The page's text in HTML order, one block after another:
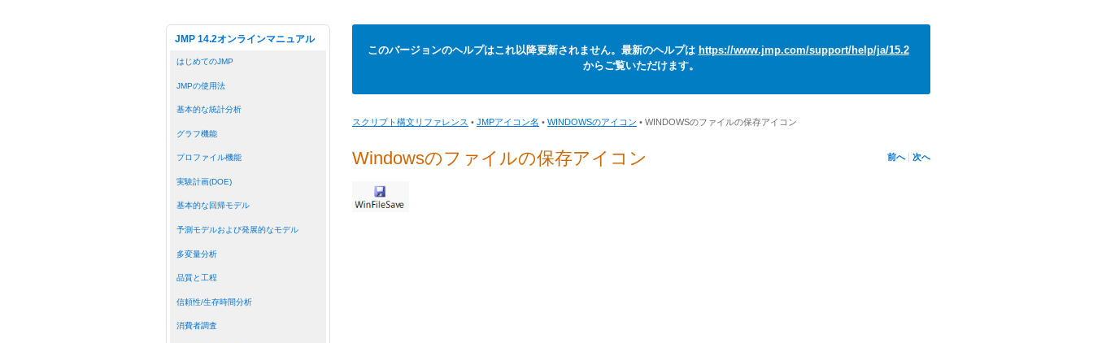
JMP 14.2オンラインマニュアル
はじめてのJMP
JMPの使用法
基本的な統計分析
グラフ機能
プロファイル機能
実験計画(DOE)
基本的な回帰モデル
予測モデルおよび発展的なモデル
多変量分析
品質と工程
信頼性/生存時間分析
消費者調査
このバージョンのヘルプはこれ以降更新されません。最新のヘルプは https://www.jmp.com/support/help/ja/15.2
からご覧いただけます。
スクリプト構文リファレンス • JMPアイコン名 • WINDOWSのアイコン • WINDOWSのファイルの保存アイコン
前へ 次へ
Windowsのファイルの保存アイコン